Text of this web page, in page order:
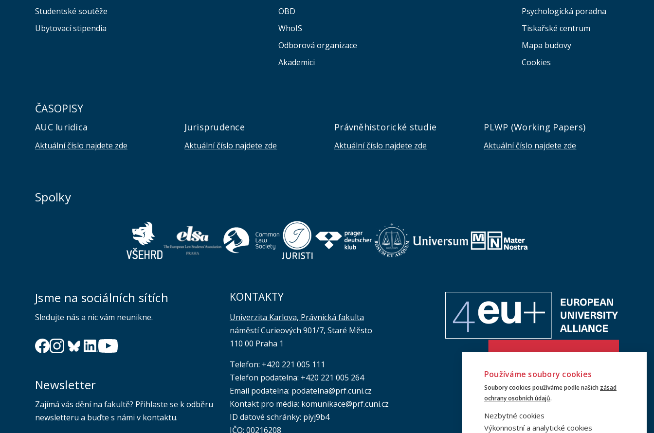
Studentské soutěže
Ubytovací stipendia
OBD
WhoIS
Odborová organizace
Akademici
Psychologická poradna
Tiskařské centrum
Mapa budovy
Cookies
ČASOPISY
AUC Iuridica
Aktuální číslo najdete zde
Jurisprudence
Aktuální číslo najdete zde
Právněhistorické studie
Aktuální číslo najdete zde
PLWP (Working Papers)
Aktuální číslo najdete zde
Spolky
Jsme na sociálních sítích
Sledujte nás a nic vám neunikne.
Newsletter
Zajímá vás dění na fakultě? Přihlaste se k odběru
newsletteru a buďte s námi v kontaktu.
KONTAKTY
Univerzita Karlova, Právnická fakulta
náměstí Curieových 901/7, Staré Město
110 00 Praha 1
Telefon: +420 221 005 111
Telefon podatelna: +420 221 005 264
Email podatelna: podatelna@prf.cuni.cz
Kontakt pro média: komunikace@prf.cuni.cz
ID datové schránky: piyj9b4
IČO: 00216208
Používáme soubory cookies
Soubory cookies používáme podle našich zásad
ochrany osobních údajů.
Nezbytné cookies
Výkonnostní a analytické cookies